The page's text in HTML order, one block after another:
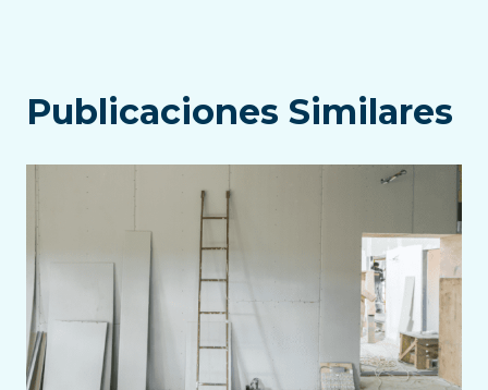
Publicaciones Similares